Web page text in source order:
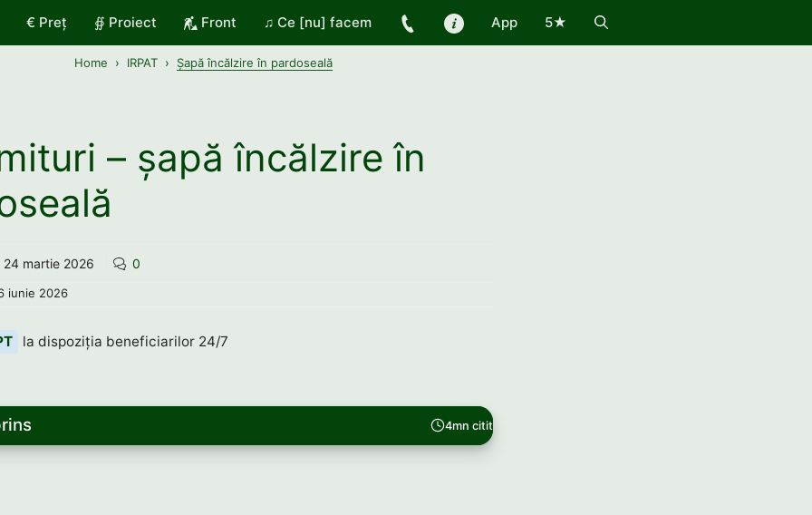
€ Preț ∯ Proiect Front ♫ Ce [nu] facem App 5★
Home IRPAT Șapă încălzire în pardoseală
– șapă încălzire în
24 martie 2026 0
iunie 2026
la dispoziția beneficiarilor 24/7
4mn citit